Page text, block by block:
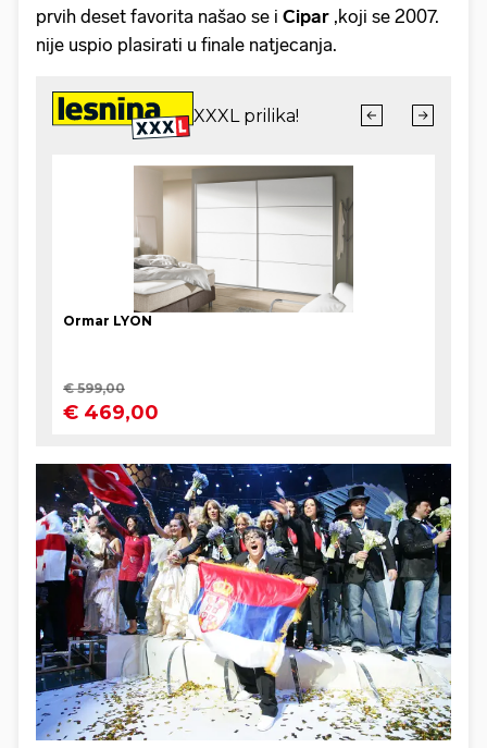
prvih deset favorita našao se i Cipar ,koji se 2007.
nije uspio plasirati u finale natjecanja.